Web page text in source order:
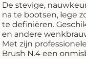
De stevige,
na te bootsen, lege
te definiëren.
en andere
Met zijn
Brush N.4 een